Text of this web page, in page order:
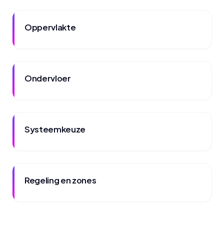
Oppervlakte
Ondervloer
Systeemkeuze
Regeling en zones